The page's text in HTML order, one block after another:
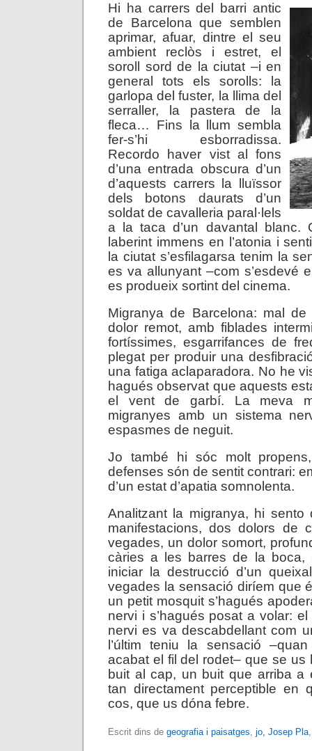
Hi ha carrers del barri antic
de Barcelona que semblen
aprimar, afuar, dintre el seu
ambient reclòs i estret, el
soroll sord de la ciutat –i en
general tots els sorolls: la
garlopa del fuster, la llima del
serraller, la pastera de la
fleca… Fins la llum sembla
fer-s’hi esborradissa.
Recordo haver vist al fons
d’una entrada obscura d’un
d’aquests carrers la lluïssor
dels botons daurats d’un
soldat de cavalleria paral·lels
a la taca d’un davantal blanc.
laberint immens en l’atonia i
la ciutat s’esfilagarsa tenim la
es va allunyant –com s’esdevé
es produeix sortint del cinema.
Migranya de Barcelona: mal
dolor remot, amb fiblades
fortíssimes, esgarrifances de
plegat per produir una
una fatiga aclaparadora. No he
hagués observat que aquests
el vent de garbí. La meva
migranyes amb un sistema
espasmes de neguit.
Jo també hi sóc molt
defenses són de sentit contrari:
d’un estat d’apatia somnolenta.
Analitzant la migranya, hi sento
manifestacions, dos dolors de
vegades, un dolor somort,
càries a les barres de la boca,
iniciar la destrucció d’un
vegades la sensació diríem que
un petit mosquit s’hagués
nervi i s’hagués posat a volar: el
nervi es va descabdellant com
l’últim teniu la sensació
acabat el fil del rodet– que se us
buit al cap, un buit que arriba a
tan directament perceptible en
cos, que us dóna febre.
Escrit dins de geografia i paisatges, jo, Josep Pla